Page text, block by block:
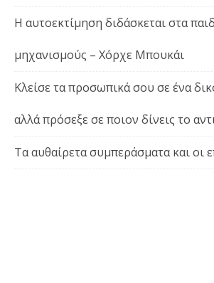
Η αυτοεκτίμηση διδάσκεται στα
μηχανισμούς – Χόρχε Μπουκάι
Κλείσε τα προσωπικά σου σε ένα
αλλά πρόσεξε σε ποιον δίνεις το
Τα αυθαίρετα συμπεράσματα και οι